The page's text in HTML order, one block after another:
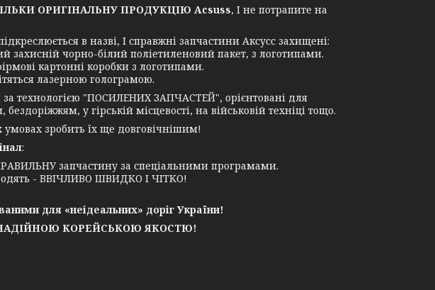
ОРИГІНАЛЬНУ ПРОДУКЦІЮ Acsuss, І не потрапите на
в назві, І справжні запчастини Аксусс захищені:
захисній чорно-білий поліетиленовий пакет, з логотипами.
картонні коробки з логотипами.
лазерною голограмою.
технологією "ПОСИЛЕНИХ ЗАПЧАСТЕЙ", орієнтовані для
у гірській місцевості, на військовій техніці тощо.
зробить їх ще довговічнішим!
:
запчастину за спеціальними програмами.
- ВВІЧЛИВО ШВИДКО І ЧІТКО!
для «неідеальних» доріг України!
НАДІЙНОЮ КОРЕЙСЬКОЮ ЯКОСТЮ!